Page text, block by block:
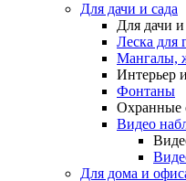
Для дачи и сада
Для дачи и
Леска для
Мангалы,
Интерьер
Фонтаны
Охранные
Видео
Для дома и